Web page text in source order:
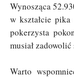
Wynosząca
w kształcie
pokerzysta
musiał
Warto